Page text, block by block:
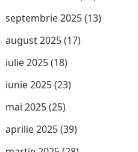
septembrie 2025(13)
august 2025(17)
iulie 2025(18)
iunie 2025(23)
mai 2025(25)
aprilie 2025(39)